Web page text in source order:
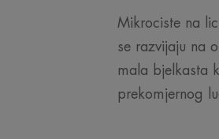
Mikrociste na
se razvijaju na
mala bjelkasta
prekomjernog